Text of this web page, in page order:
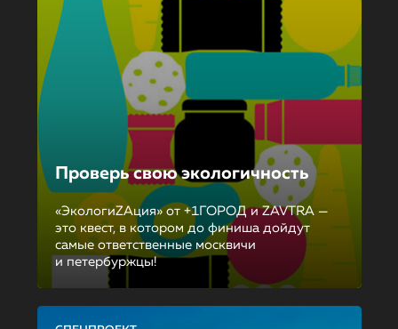
Проверь свою экологичность
«ЭкологиZAция» от +1ГОРОД и ZAVTRA —
это квест, в котором до финиша дойдут
самые ответственные москвичи
и петербуржцы!